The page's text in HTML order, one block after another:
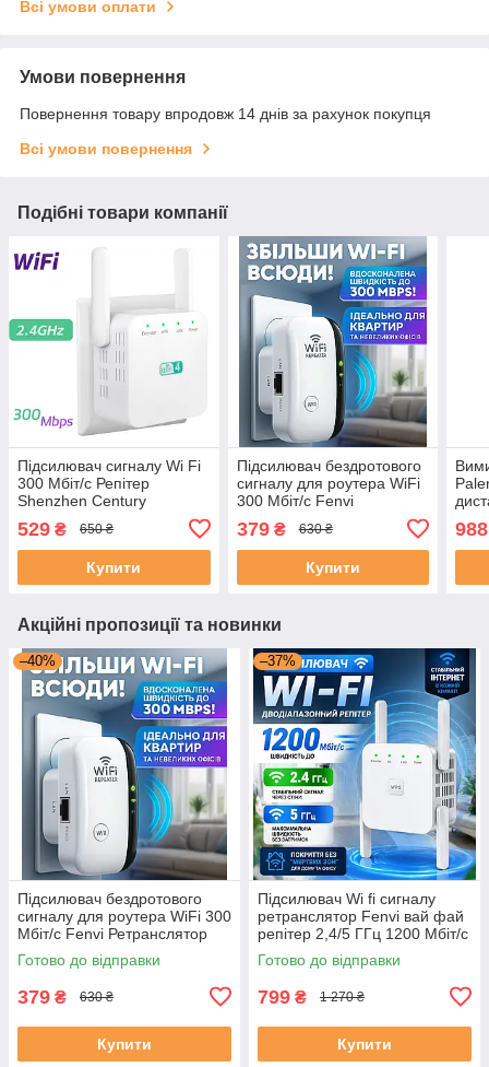
Всі умови оплати
Умови повернення
Повернення товару впродовж 14 днів за рахунок покупця
Всі умови повернення
Подібні товари компанії
Підсилювач сигналу Wi Fi
300 Mбіт/с Репітер
Shenzhen Century
білий
529 ₴ 650 ₴
Купити
Підсилювач бездротового
сигналу для роутера WiFi
300 Мбіт/с Fenvi
репітер бездротовий
379₴ 630 ₴
Купити
988
Акційні пропозиції та новинки
–40%
Підсилювач бездротового
сигналу для роутера WiFi 300
Мбіт/с Fenvi Ретранслятор
Wi-Fi репітер бездротовий
Готово до відправки
379 ₴ 630 ₴
Купити
–37%
Підсилювач Wi fi сигналу
ретранслятор Fenvi вай фай
репітер 2,4/5 ГГц 1200 Мбіт/с
дводіапазонний подовжувач
повторювач вайфаю wifi
Готово до відправки
799 ₴ 1 270 ₴
Купити